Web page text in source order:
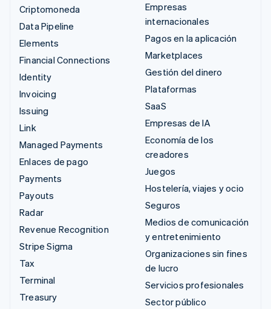
Criptomoneda
Data Pipeline
Elements
Financial Connections
Identity
Invoicing
Issuing
Link
Managed Payments
Enlaces de pago
Payments
Payouts
Radar
Revenue Recognition
Stripe Sigma
Tax
Terminal
Treasury
Empresas
internacionales
Pagos en la aplicación
Marketplaces
Gestión del dinero
Plataformas
SaaS
Empresas de IA
Economía de los
creadores
Juegos
Hostelería, viajes y ocio
Seguros
Medios de comunicación
y entretenimiento
Organizaciones sin fines
de lucro
Servicios profesionales
Sector público